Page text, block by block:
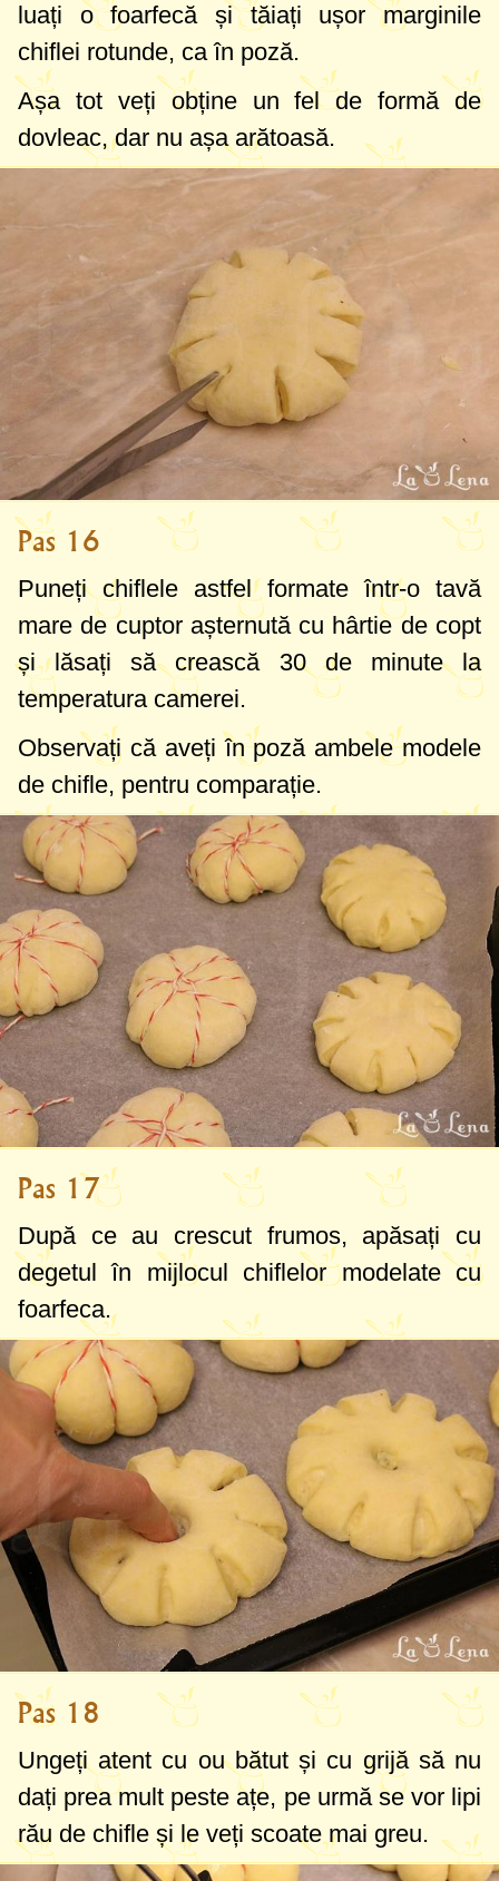
luați o foarfecă și tăiați ușor marginile
chiflei rotunde, ca în poză.
Așa tot veți obține un fel de formă de
dovleac, dar nu așa arătoasă.
Pas 16
Puneți chiflele astfel formate într-o tavă
mare de cuptor așternută cu hârtie de copt
și lăsați să crească 30 de minute la
temperatura camerei.
Observați că aveți în poză ambele modele
de chifle, pentru comparație.
Pas 17
După ce au crescut frumos, apăsați cu
degetul în mijlocul chiflelor modelate cu
foarfeca.
Pas 18
Ungeți atent cu ou bătut și cu grijă să nu
dați prea mult peste ațe, pe urmă se vor lipi
rău de chifle și le veți scoate mai greu.